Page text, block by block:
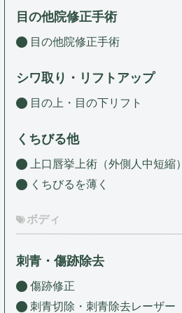
目の他院修正手術
目の他院修正手術
シワ取り・リフトアップ
目の上・目の下リフト
くちびる他
上口唇挙上術（外側人中短縮）
くちびるを薄く
ボディ
刺青・傷跡除去
傷跡修正
刺青切除・刺青除去レーザー